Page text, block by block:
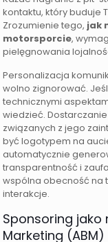
kontaktu, który buduje
Zrozumienie tego, jak
motorsporcie,
pielęgnowania
Personalizacja
wolno zignorować.
technicznymi
wiedzieć.
związanych z jego
być logotypem na
automatycznie
transparentność i
wspólna obecność na
interakcje.
Sponsoring jako
Marketing (ABM)